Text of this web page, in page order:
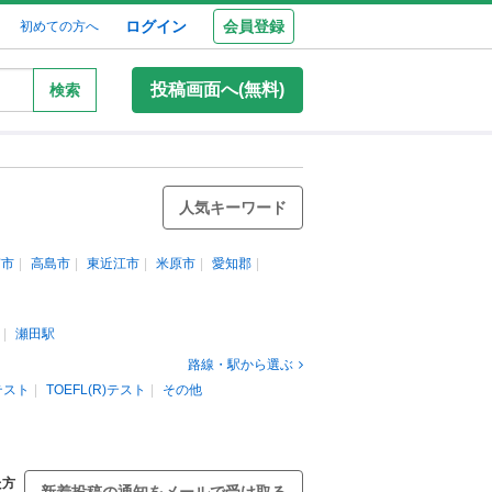
初めての方へ ログイン 会員登録
検索 投稿画面へ(無料)
人気キーワード
高島市 東近江市 米原市 愛知郡
瀬田駅
路線・駅から選ぶ
ト
TOEFL(R)テスト その他